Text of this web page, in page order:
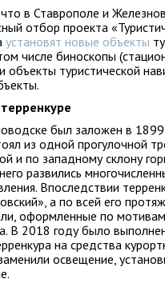
в Ставрополе и
отбор проекта
установят новые объекты
числе биноскопы
объекты туристической
был заложен в 1899
из одной прогулочной
и по западному склону
развились
Впоследствии
а по всей его
оформленные по мотивам
В 2018 году было
на средства
освещение,